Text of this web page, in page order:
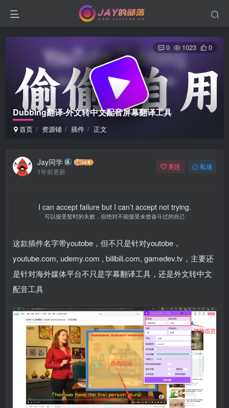
Dubbing翻译-外文转中文配音屏幕翻译工具
首页 资源铺 插件 正文
0 1023 0
Jay同学
1年前更新
关注 私信
I can accept failure but I can’t accept not trying.
可以接受暂时的失败，但绝对不能接受未曾奋斗过的自己
这款插件名字带youtobe，但不只是针对youtobe，
youtube.com, udemy.com , bilibili.com, gamedev.tv，主要还
是针对海外媒体平台不只是字幕翻译工具，还是外文转中文
配音工具